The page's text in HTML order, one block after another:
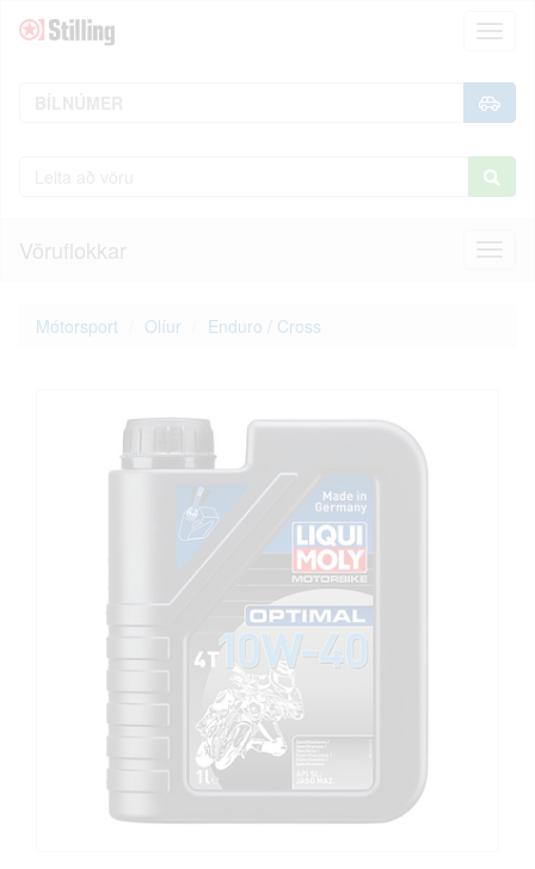
Vöruflokkar
Mótorsport Olíur Enduro / Cross